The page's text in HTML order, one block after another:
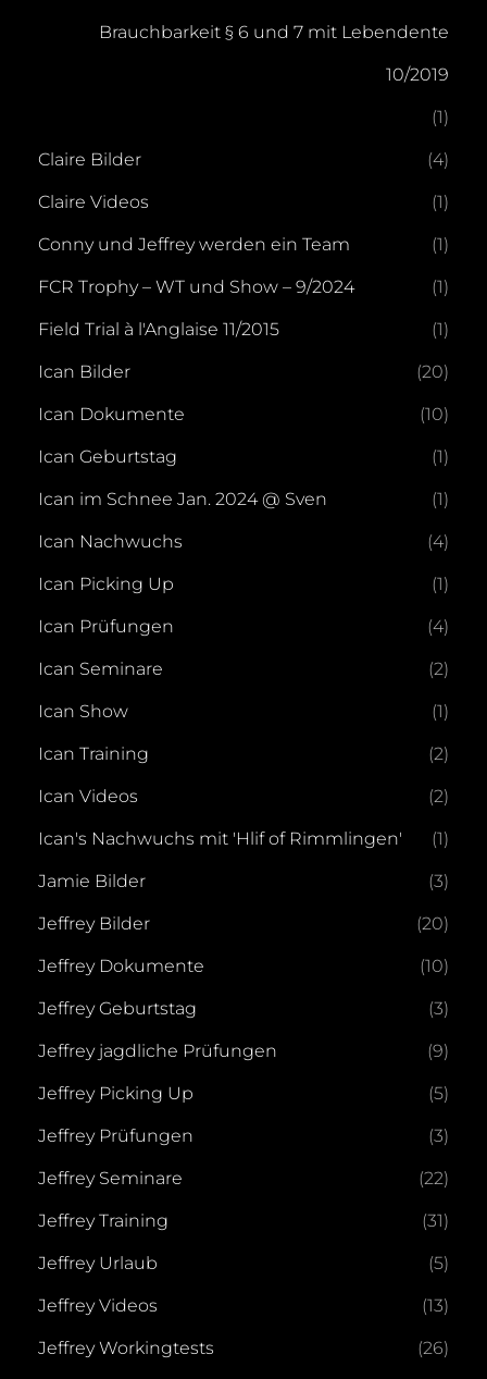
Brauchbarkeit § 6 und 7 mit Lebendente
10/2019
(1)
Claire Bilder (4)
Claire Videos (1)
Conny und Jeffrey werden ein Team (1)
FCR Trophy – WT und Show – 9/2024 (1)
Field Trial à l'Anglaise 11/2015 (1)
Ican Bilder (20)
Ican Dokumente (10)
Ican Geburtstag (1)
Ican im Schnee Jan. 2024 @ Sven (1)
Ican Nachwuchs (4)
Ican Picking Up (1)
Ican Prüfungen (4)
Ican Seminare (2)
Ican Show (1)
Ican Training (2)
Ican Videos (2)
Ican's Nachwuchs mit 'Hlif of Rimmlingen' (1)
Jamie Bilder (3)
Jeffrey Bilder (20)
Jeffrey Dokumente (10)
Jeffrey Geburtstag (3)
Jeffrey jagdliche Prüfungen (9)
Jeffrey Picking Up (5)
Jeffrey Prüfungen (3)
Jeffrey Seminare (22)
Jeffrey Training (31)
Jeffrey Urlaub (5)
Jeffrey Videos (13)
Jeffrey Workingtests (26)